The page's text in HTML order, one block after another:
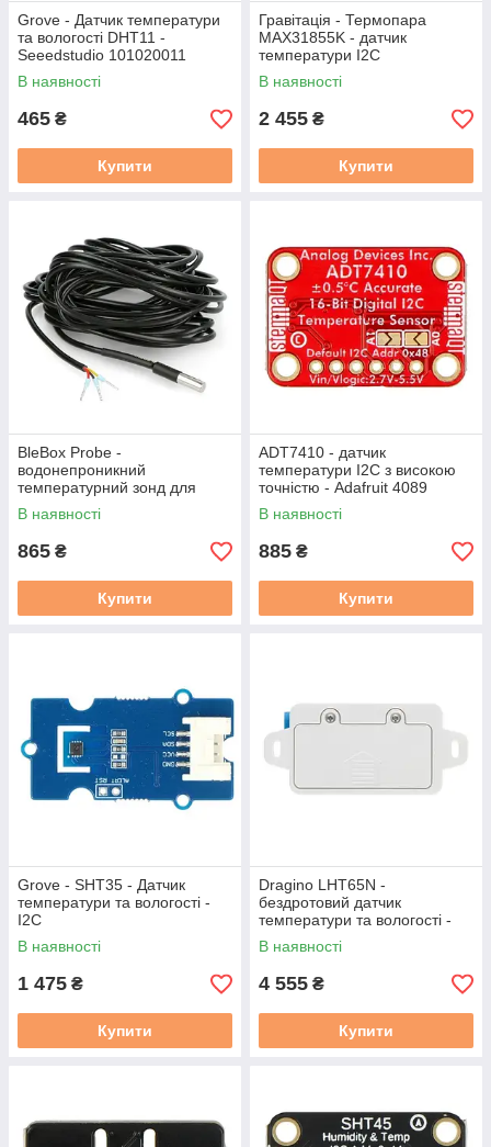
Grove - Датчик температури
та вологості DHT11 -
Seeedstudio 101020011
В наявності
465 ₴
Купити
Гравітація - Термопара
MAX31855K - датчик
температури I2C
В наявності
2 455 ₴
Купити
BleBox Probe -
водонепроникний
температурний зонд для
датчиків BleBox - 5 м
В наявності
865 ₴
Купити
ADT7410 - датчик
температури I2C з високою
точністю - Adafruit 4089
В наявності
885 ₴
Купити
Grove - SHT35 - Датчик
температури та вологості -
I2C
В наявності
1 475 ₴
Купити
Dragino LHT65N -
бездротовий датчик
температури та вологості -
LoraWAN
В наявності
4 555 ₴
Купити